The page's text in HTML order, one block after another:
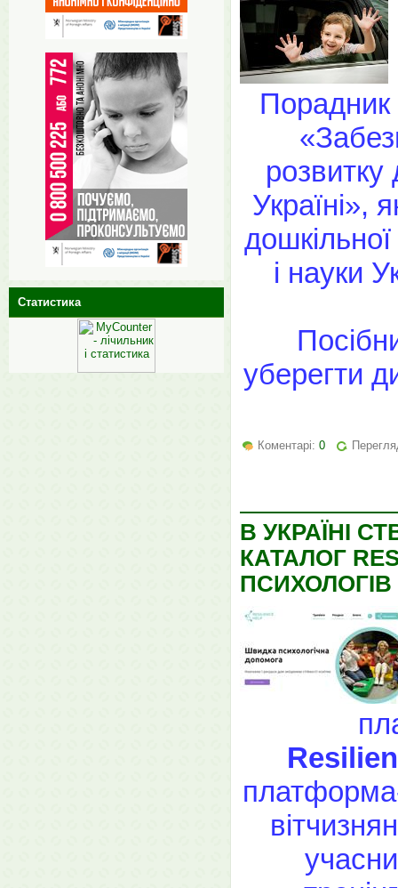
розвитку
Україні»,
і науки
уберегти
Коментарі: 0
В УКРАЇНІ
КАТАЛОГ
ПСИХОЛОГІВ
Статистика